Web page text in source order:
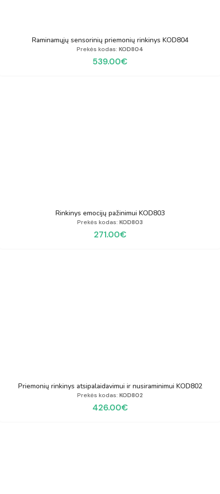
Raminamųjų sensorinių priemonių rinkinys KOD804
Prekės kodas: KOD804
539.00€
Rinkinys emocijų pažinimui KOD803
Prekės kodas: KOD803
271.00€
Priemonių rinkinys atsipalaidavimui ir nusiraminimui KOD802
Prekės kodas: KOD802
426.00€